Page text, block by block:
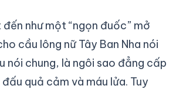
như một “ngọn đuốc” mở
cầu lông nữ Tây Ban Nha nói
nói chung, là ngôi sao đẳng cấp
quả cảm và máu lửa. Tuy